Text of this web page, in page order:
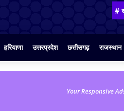
#
हरियाणा उत्तरप्रदेश छत्तीसगढ़ राजस्थान
Your Responsive